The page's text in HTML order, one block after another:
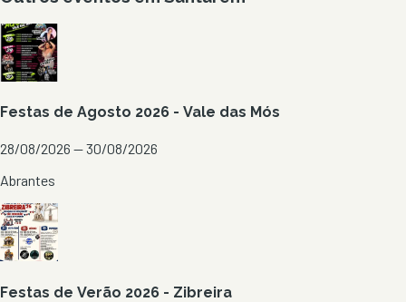
Festas de Agosto 2026 - Vale das Mós
28/08/2026 — 30/08/2026
Abrantes
Festas de Verão 2026 - Zibreira